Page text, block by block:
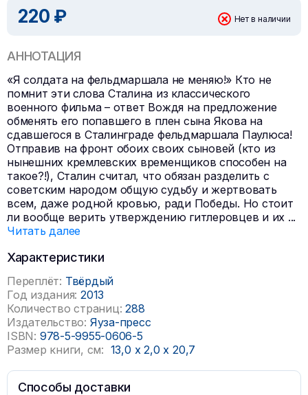
220 ₽ Нет в наличии
АННОТАЦИЯ
«Я солдата на фельдмаршала не меняю!» Кто не
помнит эти слова Сталина из классического
военного фильма – ответ Вождя на предложение
обменять его попавшего в плен сына Якова на
сдавшегося в Сталинграде фельдмаршала Паулюса!
Отправив на фронт обоих своих сыновей (кто из
нынешних кремлевских временщиков способен на
такое?!), Сталин считал, что обязан разделить с
советским народом общую судьбу и жертвовать
всем, даже родной кровью, ради Победы. Но стоит
ли вообще верить утверждению гитлеровцев и их ...
Читать далее
Характеристики
Переплёт: Твёрдый
Год издания: 2013
Количество страниц: 288
Издательство: Яуза-пресс
ISBN: 978-5-9955-0606-5
Размер книги, см: 13,0 x 2,0x 20,7
Способы доставки